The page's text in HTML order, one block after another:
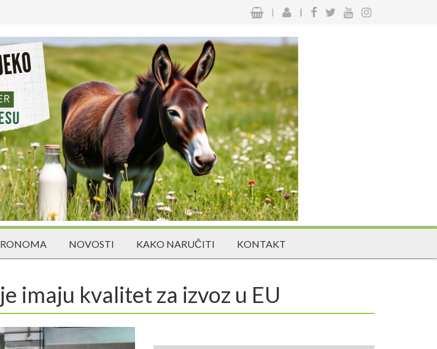
| |
NOVOSTI KAKO NARUČITI KONTAKT
imaju kvalitet za izvoz u EU